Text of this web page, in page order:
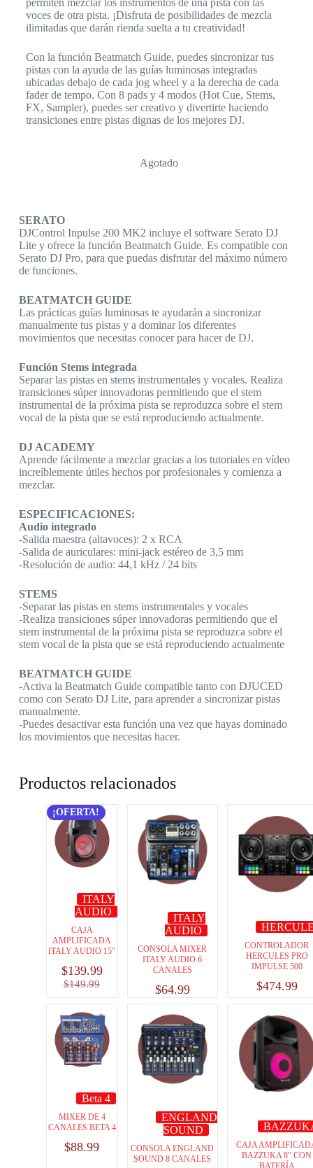
permiten mezclar los instrumentos de una pista con las
voces de otra pista. ¡Disfruta de posibilidades de mezcla
ilimitadas que darán rienda suelta a tu creatividad!
Con la función Beatmatch Guide, puedes sincronizar tus
pistas con la ayuda de las guías luminosas integradas
ubicadas debajo de cada jog wheel y a la derecha de cada
fader de tempo. Con 8 pads y 4 modos (Hot Cue, Stems,
FX, Sampler), puedes ser creativo y divertirte haciendo
transiciones entre pistas dignas de los mejores DJ.
Agotado
SERATO
DJControl Inpulse 200 MK2 incluye el software Serato DJ
Lite y ofrece la función Beatmatch Guide. Es compatible con
Serato DJ Pro, para que puedas disfrutar del máximo número
de funciones.
BEATMATCH GUIDE
Las prácticas guías luminosas te ayudarán a sincronizar
manualmente tus pistas y a dominar los diferentes
movimientos que necesitas conocer para hacer de DJ.
Función Stems integrada
Separar las pistas en stems instrumentales y vocales. Realiza
transiciones súper innovadoras permitiendo que el stem
instrumental de la próxima pista se reproduzca sobre el stem
vocal de la pista que se está reproduciendo actualmente.
DJ ACADEMY
Aprende fácilmente a mezclar gracias a los tutoriales en vídeo
increíblemente útiles hechos por profesionales y comienza a
mezclar.
ESPECIFICACIONES:
Audio integrado
-Salida maestra (altavoces): 2 x RCA
-Salida de auriculares: mini-jack estéreo de 3,5 mm
-Resolución de audio: 44,1 kHz / 24 bits
STEMS
-Separar las pistas en stems instrumentales y vocales
-Realiza transiciones súper innovadoras permitiendo que el
stem instrumental de la próxima pista se reproduzca sobre el
stem vocal de la pista que se está reproduciendo actualmente
BEATMATCH GUIDE
-Activa la Beatmatch Guide compatible tanto con DJUCED
como con Serato DJ Lite, para aprender a sincronizar pistas
manualmente.
-Puedes desactivar esta función una vez que hayas dominado
los movimientos que necesitas hacer.
Productos relacionados
¡OFERTA!
ITALY
AUDIO
CAJA
AMPLIFICADA
ITALY AUDIO 15″
$149.99
$139.99
ITALY
AUDIO
CONSOLA MIXER
ITALY AUDIO 6
CANALES
$64.99
CONTROLADOR
HERCULES PRO
IMPULSE 500
$474.99
Beta 4
MIXER DE 4
CANALES BETA 4
$88.99
ENGLAND
SOUND
CONSOLA ENGLAND
SOUND 8 CANALES
CAJA
BAZZUKA 8″ CON